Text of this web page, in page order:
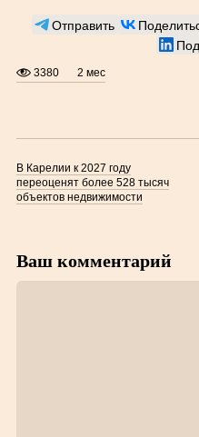
Отправить
3380 2 мес
В Карелии к 2027 году
переоценят более 528 тысяч
объектов недвижимости
Ваш комментарий